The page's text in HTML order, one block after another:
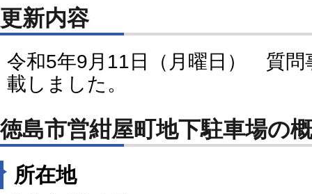
更新内容
令和5年9月11日（月曜日） 質問
載しました。
徳島市営紺屋町地下駐車場の
所在地